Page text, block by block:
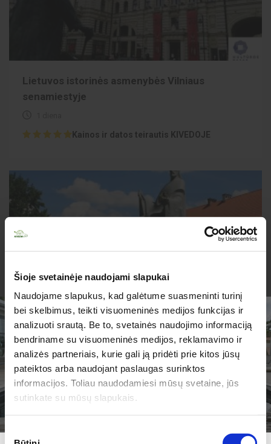
Šioje svetainėje naudojami slapukai
Naudojame slapukus, kad galėtume suasmeninti turinį
bei skelbimus, teikti visuomeninės medijos funkcijas ir
analizuoti srautą. Be to, svetainės naudojimo informaciją
bendriname su visuomeninės medijos, reklamavimo ir
analizės partneriais, kurie gali ją pridėti prie kitos jūsų
pateiktos arba naudojant paslaugas surinktos
informacijos. Toliau naudodamiesi mūsų svetaine, jūs
sutinkate su mūsų slapukais.
Sutikimo
Lietuvos istorinės asmenybės Vilniaus
senamiestyje
Kainos ir datos teirautis KIVEDOJE
Karaliai ir karūnos Vilniuje
1 diena
Kainos ir datos teirautis KIVEDOJE
TURIME PARUOŠĘ
JUMS PASIŪLYMŲ!